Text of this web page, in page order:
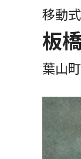
移動
板
葉山